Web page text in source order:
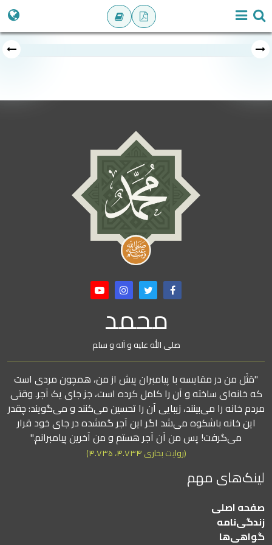
محمد
صلی الله علیه و آله و سلم
"مَثَل من در مقایسه با پیامبران پیش از من، همچون مردی است
که خانه‌ای ساخته و آن را کامل کرده است، جز جای یک آجر. وقتی
مردم خانه را می‌بینند، زیبایی آن را تحسین می‌کنند و می‌گویند: چقدر
این خانه باشکوه می‌شد اگر این آجر گمشده در جای خود قرار
می‌گرفت! پس من آن آجر هستم و من آخرین پیامبرانم."
(روایت بخاری ۴.۷۳۴، ۴.۷۳۵)
لینک‌های مهم
صفحه اصلی
زندگی‌نامه
گواهی‌ها